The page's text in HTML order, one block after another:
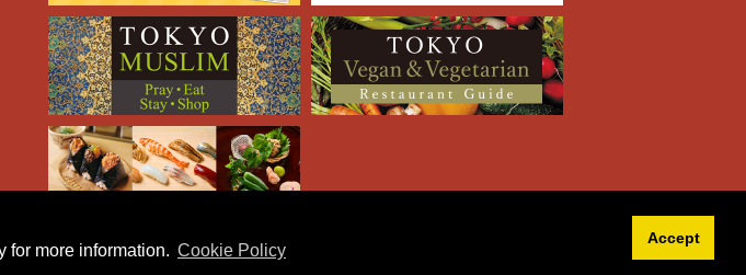
for more information. Cookie Policy
Accept